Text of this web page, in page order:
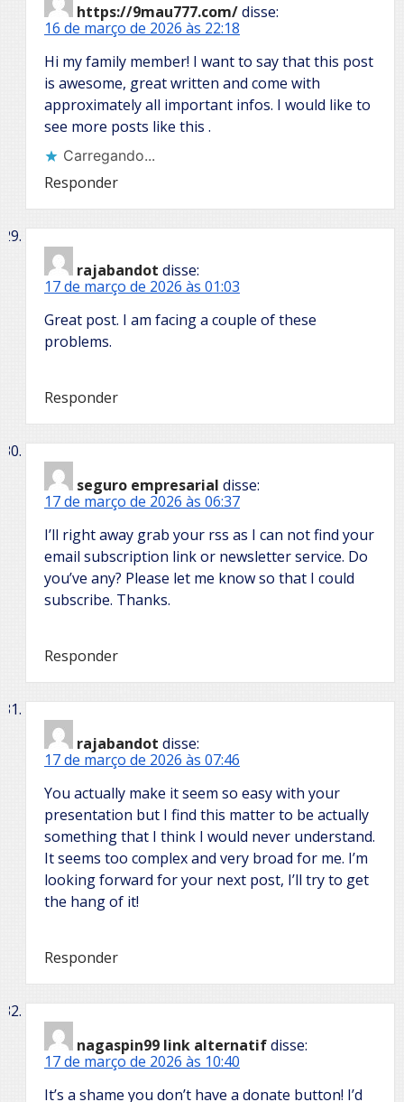
https://9mau777.com/disse:
16 de março de 2026 às 22:18
Hi my family member! I want to say that this post
is awesome, great written and come with
approximately all important infos. I would like to
see more posts like this .
Carregando...
Responder
rajabandot disse:
17 de março de 2026 às 01:03
Great post. I am facing a couple of these
problems.
Responder
seguro empresarial disse:
17 de março de 2026 às 06:37
I’ll right away grab your rss as I can not find your
email subscription link or newsletter service. Do
you’ve any? Please let me know so that I could
subscribe. Thanks.
Responder
rajabandot disse:
17 de março de 2026 às 07:46
You actually make it seem so easy with your
presentation but I find this matter to be actually
something that I think I would never understand.
It seems too complex and very broad for me. I’m
looking forward for your next post, I’ll try to get
the hang of it!
Responder
nagaspin99 link alternatifdisse:
17 de março de 2026 às 10:40
It’s a shame you don’t have a donate button! I’d